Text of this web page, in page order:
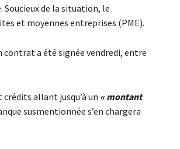
Soucieux de la situation, le
et moyennes entreprises (PME).
contrat a été signée vendredi, entre
allant jusqu’à un « montant
susmentionnée s’en chargera